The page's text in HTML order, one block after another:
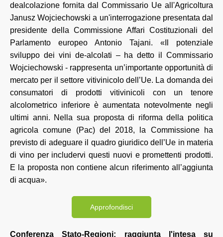
dealcolazione fornita dal Commissario Ue all'Agricoltura
Janusz Wojciechowski a un'interrogazione presentata dal
presidente della Commissione Affari Costituzionali del
Parlamento europeo Antonio Tajani. «Il potenziale
sviluppo dei vini de-alcolati – ha detto il Commissario
Wojciechowski - rappresenta un’importante opportunità di
mercato per il settore vitivinicolo dell’Ue. La domanda dei
consumatori di prodotti vitivinicoli con un tenore
alcolometrico inferiore è aumentata notevolmente negli
ultimi anni. Nella sua proposta di riforma della politica
agricola comune (Pac) del 2018, la Commissione ha
previsto di adeguare il quadro giuridico dell’Ue in materia
di vino per includervi questi nuovi e promettenti prodotti.
E la proposta non contiene alcun riferimento all’aggiunta
di acqua».
Approfondisci
Conferenza Stato-Regioni: raggiunta l'intesa su